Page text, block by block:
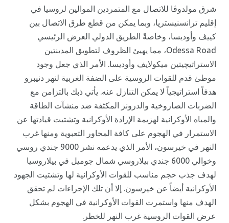
شرق مولدوڤا للاتصال مع المتمردين الموالين لروسيا في
إقليم ترانسنيستريا، وبما يمكن من قطع طرق الاتصال بين
كييڤ وأوديسا، وخاصةً الطريق الدولي العرض الرئيسي
Odessa Road، مما يهيئ الظروف لتطويق المدينتين
الاستراتيچيتين ميكولايف وأوديسا. الأمر الذي جعل وجود
موطئ قدم للقوات الروسية على الضفة الغربية لنهر دنيبرو
هدفاً استراتيجياً لا يمكن التنازل عنه. يأتي ذبك بالتزامن مع
الضربات الصاروخية والدرونز المكثفة ضد منشآت الطاقة
والمياه الأوكرانية لهزيمة الإرادة الأوكرانية وتشتيت قيادتها عن
الاستمرار في الهجوم على كافة المحاور التعبوية ومنها غرب
النهر في خيرسون، الأمر الذي يدعمه نشر 9000 جندي روسي
وخوالي 6000 جندي بيلاروسي شمال جوميل في بيلاروسيا
لهدف جذب حجم مناسب للقوات الأوكرانية لها وتشتيت الجهود
الأوكرانية أيضاً عن خيرسون. إلا أن تلك الإجراءات لم تحقق
الهدف منها واستمرت القوات الأوكرانية في الهجوم بشكل
عرض القوات الروسية غرب النهر للخطر.